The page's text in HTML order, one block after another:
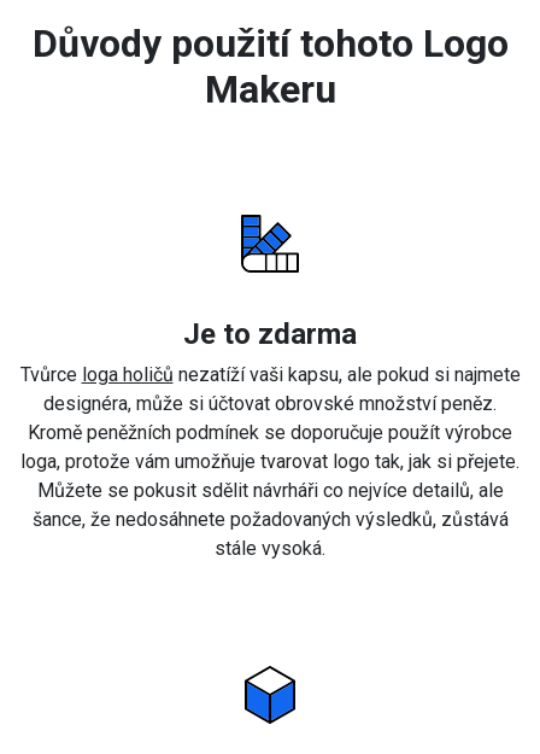
Důvody použití tohoto Logo
Makeru
Je to zdarma
Tvůrce loga holičů nezatíží vaši kapsu, ale pokud si najmete
designéra, může si účtovat obrovské množství peněz.
Kromě peněžních podmínek se doporučuje použít výrobce
loga, protože vám umožňuje tvarovat logo tak, jak si přejete.
Můžete se pokusit sdělit návrháři co nejvíce detailů, ale
šance, že nedosáhnete požadovaných výsledků, zůstává
stále vysoká.